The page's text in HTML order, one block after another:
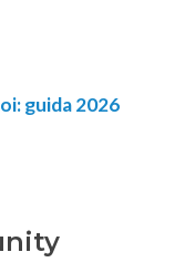
guida 2026